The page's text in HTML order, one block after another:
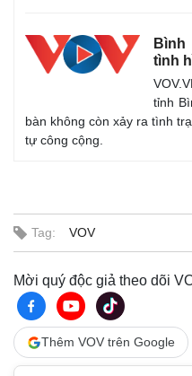
tình
tỉnh
bàn không còn xảy ra tình
tự công cộng.
Tag: VOV
Mời quý độc giả theo dõi
Thêm VOV trên Google